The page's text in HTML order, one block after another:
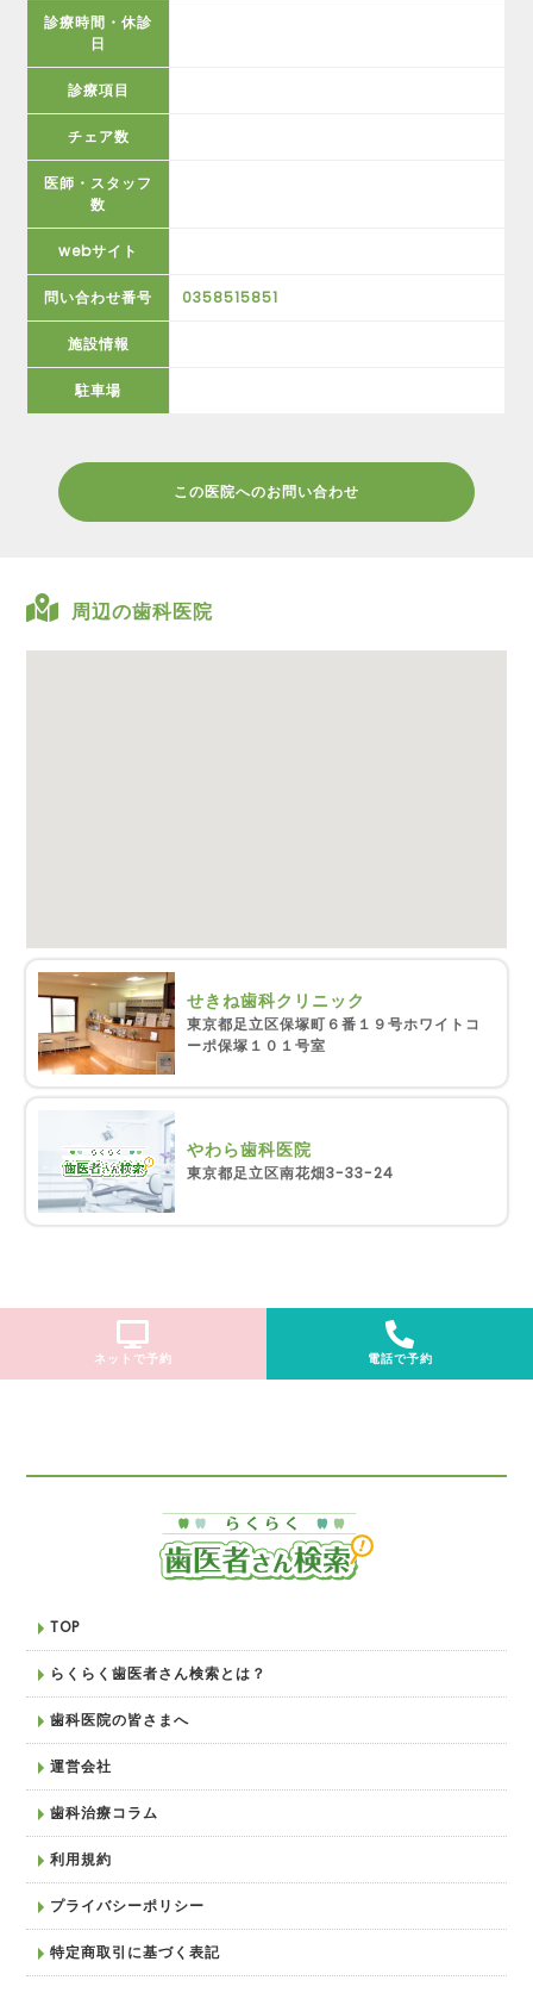
診療時間・休診
日
診療項目
チェア数
医師・スタッフ
数
webサイト
問い合わせ番号 0358515851
施設情報
駐車場
この医院へのお問い合わせ
周辺の歯科医院
せきね歯科クリニック
東京都足立区保塚町６番１９号ホワイトコ
ーポ保塚１０１号室
やわら歯科医院
東京都足立区南花畑3-33-24
ネットで予約 電話で予約
TOP
らくらく歯医者さん検索とは？
歯科医院の皆さまへ
運営会社
歯科治療コラム
利用規約
プライバシーポリシー
特定商取引に基づく表記